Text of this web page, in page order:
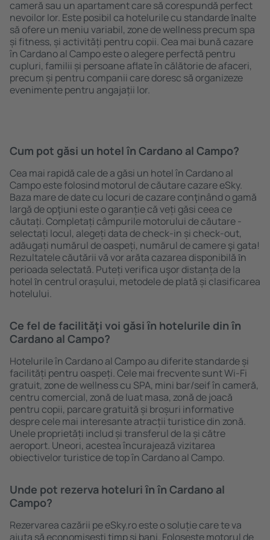
cameră sau un apartament care să corespundă perfect
nevoilor lor. Este posibil ca hotelurile cu standarde ȋnalte
să ofere un meniu variabil, zone de wellness precum spa
și fitness, și activități pentru copii. Cea mai bună cazare
în Cardano al Campo este o alegere perfectă pentru
cupluri, familii și persoane aflate în călătorie de afaceri,
precum și pentru companii care doresc să organizeze
evenimente pentru angajații lor.
Cum pot găsi un hotel în Cardano al Campo?
Cea mai rapidă cale de a găsi un hotel în Cardano al
Campo este folosind motorul de căutare cazare eSky.
Baza mare de date cu locuri de cazare conţinând o gamă
largă de opţiuni este o garanție că veți găsi ceea ce
căutați. Completați câmpurile motorului de căutare -
selectați locul, alegeți data de check-in și check-out,
adăugați numărul de oaspeți, numărul de camere şi gata!
Rezultatele căutării vă vor arăta cazarea disponibilă ȋn
perioada selectată. Puteți verifica uşor distanța de la
hotel ȋn centrul orașului, metodele de plată și clasificarea
hotelului.
Ce fel de facilităţi voi găsi ȋn hotelurile din în
Cardano al Campo?
Hotelurile în Cardano al Campo au diferite standarde și
facilități pentru oaspeți. Cele mai frecvente sunt Wi-Fi
gratuit, zone de wellness cu SPA, mini bar/seif în cameră,
centru comercial, zonă de luat masa, zonă de joacă
pentru copii, parcare gratuită și broșuri informative
despre cele mai interesante atracții turistice din zonă.
Unele proprietăți includ și transferul de la și către
aeroport. Uneori, acestea încurajează vizitarea
obiectivelor turistice de top în Cardano al Campo.
Unde pot rezerva hoteluri ȋn în Cardano al
Campo?
Rezervarea cazării pe eSky.ro este o soluție care te va
ajuta să economiseşti timp și bani. Foloseşte motorul de